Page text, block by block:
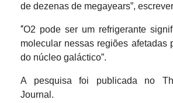
de dezenas de megayears”,
“O2 pode ser um refrigerante
molecular nessas regiões afetadas
do núcleo galáctico”.
A pesquisa foi publicada no
Journal.